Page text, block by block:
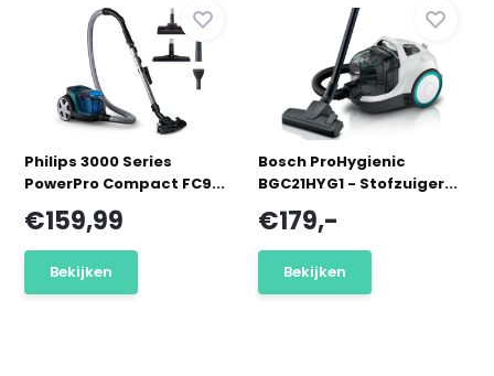
Philips 3000 Series
PowerPro Compact FC9...
€159,99
Bekijken
Bosch ProHygienic
BGC21HYG1 - Stofzuiger...
€179,-
Bekijken